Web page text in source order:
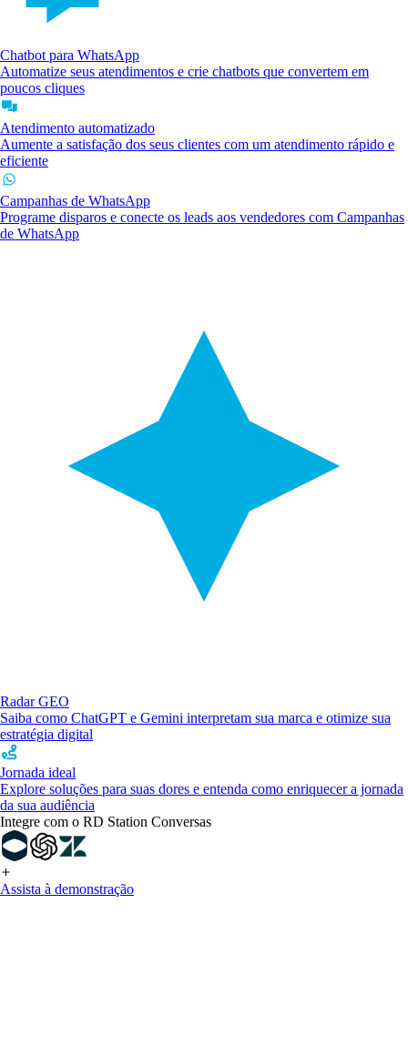
Chatbot para WhatsApp
Automatize seus atendimentos e crie chatbots que convertem em
poucos cliques
Atendimento automatizado
Aumente a satisfação dos seus clientes com um atendimento rápido e
eficiente
Campanhas de WhatsApp
Programe disparos e conecte os leads aos vendedores com Campanhas
de WhatsApp
Radar GEO
Saiba como ChatGPT e Gemini interpretam sua marca e otimize sua
estratégia digital
Jornada ideal
Explore soluções para suas dores e entenda como enriquecer a jornada
da sua audiência
Integre com o RD Station Conversas
Assista à demonstração